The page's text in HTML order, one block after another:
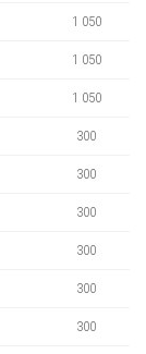
1 050
1 050
1 050
300
300
300
300
300
300